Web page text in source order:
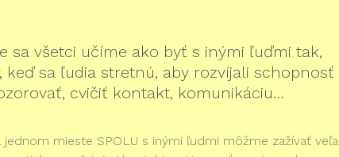
sa všetci učíme ako byť s inými ľuďmi tak,
sa ľudia stretnú, aby rozvíjali schopnosť
cvičiť kontakt, komunikáciu…
mieste SPOLU s inými ľudmi môžme zažívať veľa